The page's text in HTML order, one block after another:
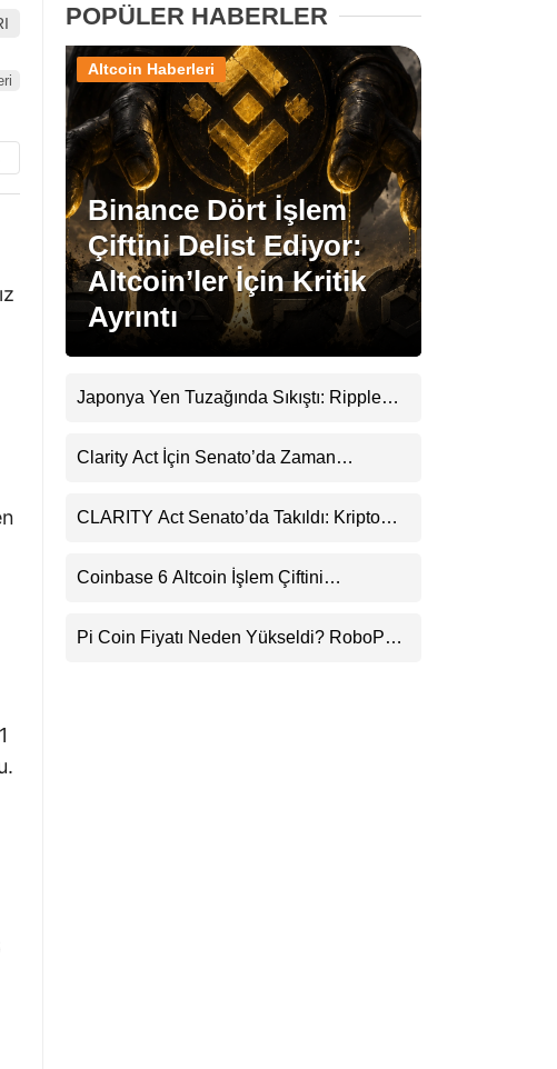
Facebook
Instagram
Youtube
TikTok
Pinterest
POPÜLER HABERLER
Binance Dört İşlem
Çiftini Delist Ediyor:
Altcoin’ler İçin Kritik
Ayrıntı
Altcoin Haberleri
Japonya Yen Tuzağında Sıkıştı: Ripple
Clarity Act İçin Senato’da Zaman
CLARITY Act Senato’da Takıldı: Kripto
Coinbase 6 Altcoin İşlem Çiftini
Pi Coin Fiyatı Neden Yükseldi? RoboPay